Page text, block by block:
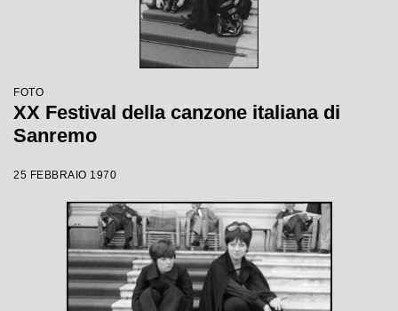
FOTO
XX Festival della canzone italiana di
Sanremo
25 FEBBRAIO 1970